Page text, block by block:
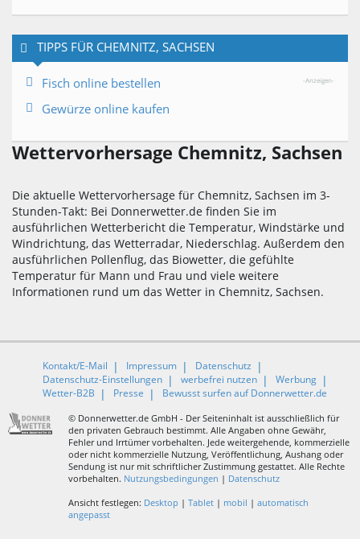
TIPPS FÜR CHEMNITZ, SACHSEN
-Anzeigen-
Fisch online bestellen
Gewürze online kaufen
Wettervorhersage Chemnitz, Sachsen
Die aktuelle Wettervorhersage für Chemnitz, Sachsen im 3-
Stunden-Takt: Bei Donnerwetter.de finden Sie im
ausführlichen Wetterbericht die Temperatur, Windstärke und
Windrichtung, das Wetterradar, Niederschlag. Außerdem den
ausführlichen Pollenflug, das Biowetter, die gefühlte
Temperatur für Mann und Frau und viele weitere
Informationen rund um das Wetter in Chemnitz, Sachsen.
Kontakt/E-Mail Impressum
Datenschutz
Datenschutz-Einstellungen
werbefrei nutzen
Werbung
Wetter-B2B
Presse Bewusst surfen auf Donnerwetter.de
© Donnerwetter.de GmbH - Der Seiteninhalt ist ausschließlich für
den privaten Gebrauch bestimmt. Alle Angaben ohne Gewähr,
Fehler und Irrtümer vorbehalten. Jede weitergehende, kommerzielle
oder nicht kommerzielle Nutzung, Veröffentlichung, Aushang oder
Sendung ist nur mit schriftlicher Zustimmung gestattet. Alle Rechte
vorbehalten. Nutzungsbedingungen | Datenschutz
Ansicht festlegen: Desktop | Tablet| mobil | automatisch
angepasst